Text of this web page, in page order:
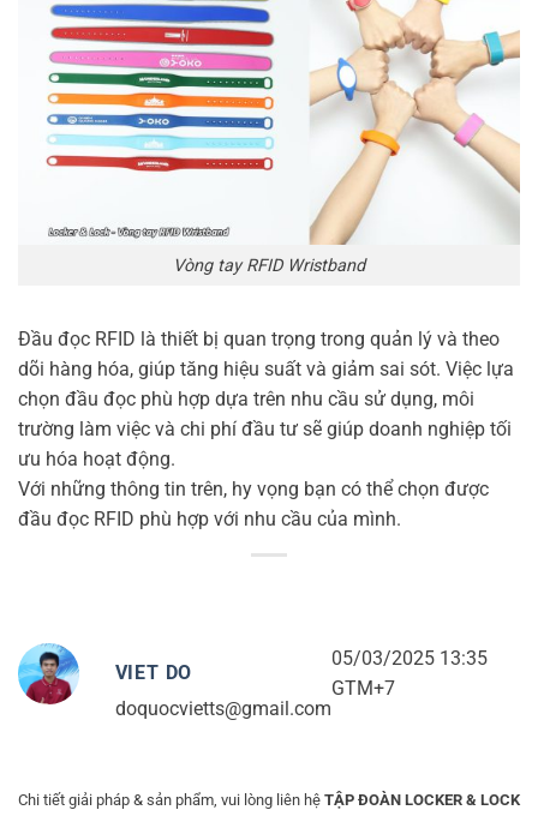
Vòng tay RFID Wristband
Đầu đọc RFID là thiết bị quan trọng trong quản lý và theo
dõi hàng hóa, giúp tăng hiệu suất và giảm sai sót. Việc lựa
chọn đầu đọc phù hợp dựa trên nhu cầu sử dụng, môi
trường làm việc và chi phí đầu tư sẽ giúp doanh nghiệp tối
ưu hóa hoạt động.
Với những thông tin trên, hy vọng bạn có thể chọn được
đầu đọc RFID phù hợp với nhu cầu của mình.
VIET DO
doquocvietts@gmail.com
05/03/2025 13:35
GTM+7
Chi tiết giải pháp & sản phẩm, vui lòng liên hệ TẬP ĐOÀN LOCKER & LOCK